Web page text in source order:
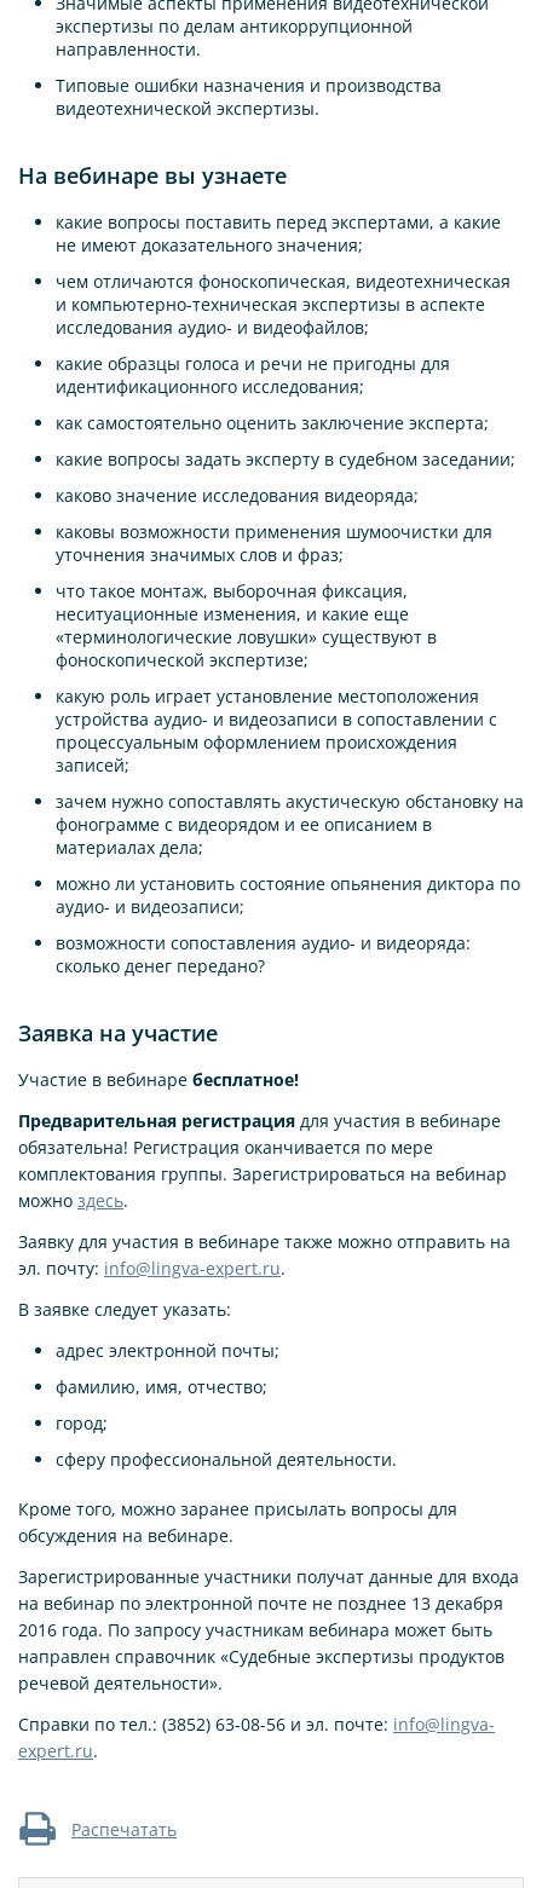
экспертизы по делам антикоррупционной
направленности.
Типовые ошибки назначения и производства
видеотехнической экспертизы.
На вебинаре вы узнаете
какие вопросы поставить перед экспертами, а какие
не имеют доказательного значения;
чем отличаются фоноскопическая, видеотехническая
и компьютерно-техническая экспертизы в аспекте
исследования аудио- и видеофайлов;
какие образцы голоса и речи не пригодны для
идентификационного исследования;
как самостоятельно оценить заключение эксперта;
какие вопросы задать эксперту в судебном заседании;
каково значение исследования видеоряда;
каковы возможности применения шумоочистки для
уточнения значимых слов и фраз;
что такое монтаж, выборочная фиксация,
неситуационные изменения, и какие еще
«терминологические ловушки» существуют в
фоноскопической экспертизе;
какую роль играет установление местоположения
устройства аудио- и видеозаписи в сопоставлении с
процессуальным оформлением происхождения
записей;
зачем нужно сопоставлять акустическую обстановку на
фонограмме с видеорядом и ее описанием в
материалах дела;
можно ли установить состояние опьянения диктора по
аудио- и видеозаписи;
возможности сопоставления аудио- и видеоряда:
сколько денег передано?
Заявка на участие
Участие в вебинаре бесплатное!
Предварительная регистрация для участия в вебинаре
обязательна! Регистрация оканчивается по мере
комплектования группы. Зарегистрироваться на вебинар
можно здесь.
Заявку для участия в вебинаре также можно отправить на
эл. почту: info@lingva-expert.ru.
В заявке следует указать:
адрес электронной почты;
фамилию, имя, отчество;
город;
сферу профессиональной деятельности.
Кроме того, можно заранее присылать вопросы для
обсуждения на вебинаре.
Зарегистрированные участники получат данные для входа
на вебинар по электронной почте не позднее 13 декабря
2016 года. По запросу участникам вебинара может быть
направлен справочник «Судебные экспертизы продуктов
речевой деятельности».
Справки по тел.: (3852) 63-08-56 и эл. почте: info@lingva-
expert.ru.
Распечатать